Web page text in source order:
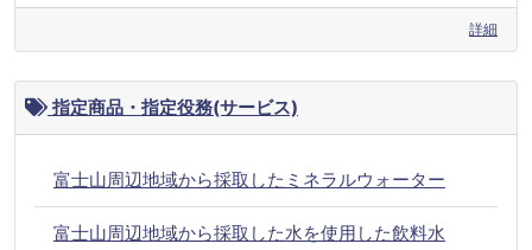
詳細
指定商品・指定役務(サービス)
富士山周辺地域から採取したミネラルウォーター
富士山周辺地域から採取した水を使用した飲料水